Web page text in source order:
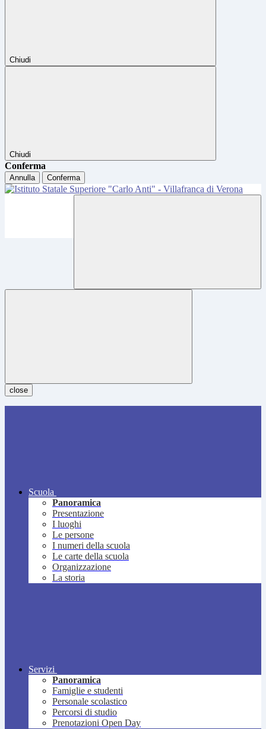
Chiudi
Chiudi
Conferma
Annulla Conferma
close
Scuola
Panoramica
Presentazione
I luoghi
Le persone
I numeri della scuola
Le carte della scuola
Organizzazione
La storia
Servizi
Panoramica
Famiglie e studenti
Personale scolastico
Percorsi di studio
Prenotazioni Open Day